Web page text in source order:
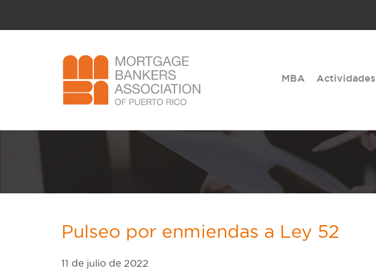
MBA Actividades
Pulseo por enmiendas a Ley 52
11 de julio de 2022